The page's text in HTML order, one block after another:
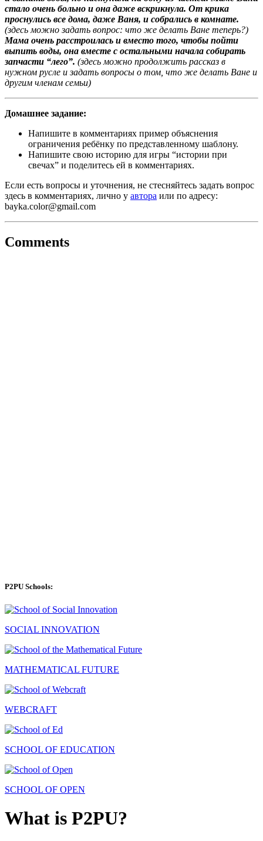
стало очень больно и она даже вскрикнула. От крика
проснулись все дома, даже Ваня, и собрались в комнате.
(здесь можно задать вопрос: что же делать Ване теперь?)
Мама очень расстроилась и вместо того, чтобы пойти
выпить воды, она вместе с остальными начала собирать
запчасти “лего”. (здесь можно продолжить рассказ в
нужном русле и задать вопросы о том, что же делать Ване и
другим членам семьи)
Домашнее задание:
Напишите в комментариях пример объяснения
ограничения ребёнку по представленному шаблону.
Напишите свою историю для игры “истории при
свечах” и поделитесь ей в комментариях.
Если есть вопросы и уточнения, не стесняйтесь задать вопрос
здесь в комментариях, лично у автора или по адресу:
bayka.color@gmail.com
Comments
P2PU Schools:
SOCIAL INNOVATION
MATHEMATICAL FUTURE
WEBCRAFT
SCHOOL OF EDUCATION
SCHOOL OF OPEN
What is P2PU?